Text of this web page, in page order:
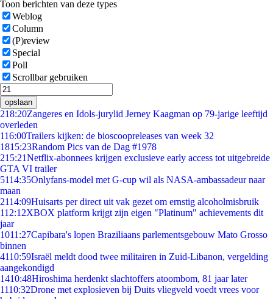
Toon berichten van deze types
Weblog
Column
(P)review
Special
Poll
Scrollbar gebruiken
opslaan
218:20Zangeres en Idols-jurylid Jerney Kaagman op 79-jarige leeftijd
overleden
116:00Trailers kijken: de bioscoopreleases van week 32
1815:23Random Pics van de Dag #1978
215:21Netflix-abonnees krijgen exclusieve early access tot uitgebreide
GTA VI trailer
5114:35Onlyfans-model met G-cup wil als NASA-ambassadeur naar
maan
2114:09Huisarts per direct uit vak gezet om ernstig alcoholmisbruik
112:12XBOX platform krijgt zijn eigen "Platinum" achievements dit
jaar
1011:27Capibara's lopen Braziliaans parlementsgebouw Mato Grosso
binnen
4110:59Israël meldt dood twee militairen in Zuid-Libanon, vergelding
aangekondigd
1410:48Hiroshima herdenkt slachtoffers atoombom, 81 jaar later
1110:32Drone met explosieven bij Duits vliegveld voedt vrees voor